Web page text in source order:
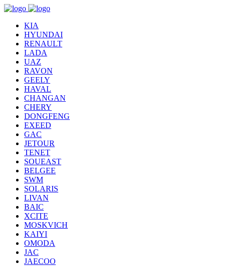
KIA
HYUNDAI
RENAULT
LADA
UAZ
RAVON
GEELY
HAVAL
CHANGAN
CHERY
DONGFENG
EXEED
GAC
JETOUR
TENET
SOUEAST
BELGEE
SWM
SOLARIS
LIVAN
BAIC
XCITE
MOSKVICH
KAIYI
OMODA
JAC
JAECOO